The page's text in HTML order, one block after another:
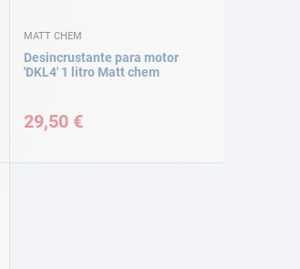
MATT CHEM
Desincrustante para motor
'DKL4' 1 litro Matt chem
29,50 €